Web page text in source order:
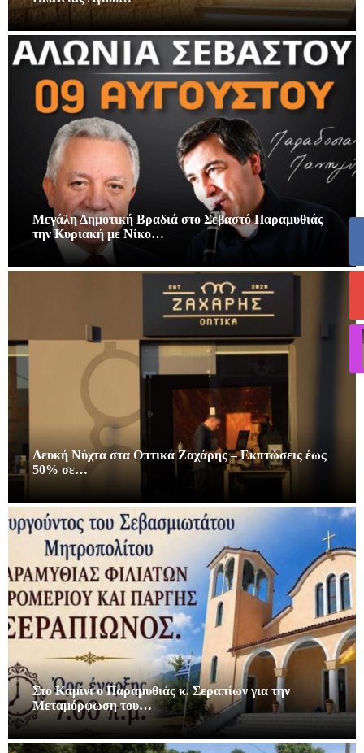
Μεγάλη Δημοτική Βραδιά στο Σεβαστό Παραμυθιάς
την Κυριακή με Νίκο…
Λευκή Νύχτα στα Οπτικά Ζαχάρης – Εκπτώσεις έως
50% σε…
Στο Καμίνι ο Παραμυθιάς κ. Σεραπίων για την
Μεταμόρφωση του…